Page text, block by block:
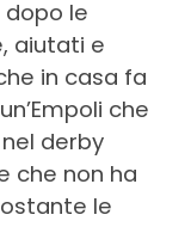
le
aiutati e
in casa fa
che
derby
che non ha
le